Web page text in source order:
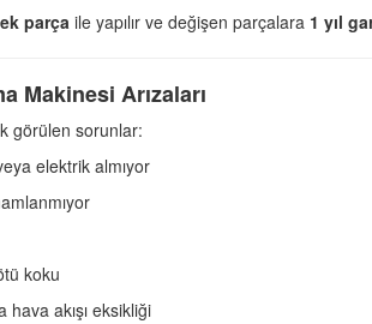
parça ile yapılır ve değişen parçalara 1 yıl
Makinesi Arızaları
görülen sorunlar:
elektrik almıyor
koku
hava akışı eksikliği